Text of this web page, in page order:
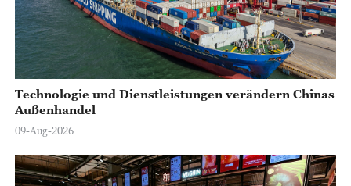
e
o
Technologie und Dienstleistungen verändern Chinas
Außenhandel
09-Aug-2026